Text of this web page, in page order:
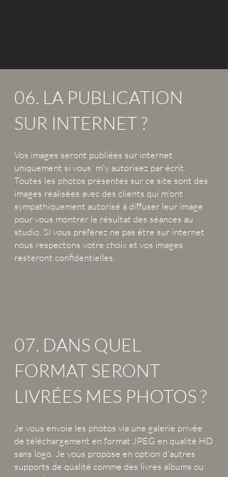
06. LA PUBLICATION
SUR INTERNET ?
Vos images seront publiées sur internet
uniquement si vous m'y autorisez par écrit.
Toutes les photos présentes sur ce site sont des
images réalisées avec des clients qui m'ont
sympathiquement autorisé à diffuser leur image
pour vous montrer le résultat des séances au
studio. Si vous préférez ne pas être sur internet
nous respectons votre choix et vos images
resteront confidentielles.
07. DANS QUEL
FORMAT SERONT
LIVRÉES MES PHOTOS ?
Je vous envoie les photos via une galerie privée
de téléchargement en format JPEG en qualité HD
sans logo. Je vous propose en option d'autres
supports de qualité comme des livres albums ou